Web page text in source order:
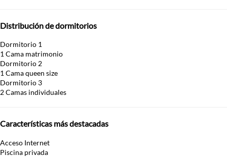
Distribución de dormitorios
Dormitorio 1
1 Cama matrimonio
Dormitorio 2
1 Cama queen size
Dormitorio 3
2 Camas individuales
Características más destacadas
Acceso Internet
Piscina privada